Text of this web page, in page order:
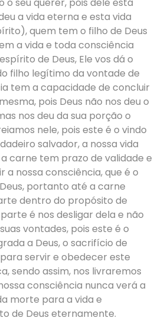
a vida eterna e esta vida
quem tem o filho de Deus
a vida e toda consciência
de Deus, Ele vos dá o
filho legítimo da vontade de
tem a capacidade de concluir
pois Deus não nos deu o
nos deu da sua porção o
nele, pois este é o vindo
salvador, a nossa vida
carne tem prazo de validade e
a nossa consciência, que é o
portanto até a carne
dentro do propósito de
é nos desligar dela e não
vontades, pois este é o
a Deus, o sacrifício de
servir e obedecer este
sendo assim, nos livraremos
consciência nunca verá a
morte para a vida e
de Deus eternamente.